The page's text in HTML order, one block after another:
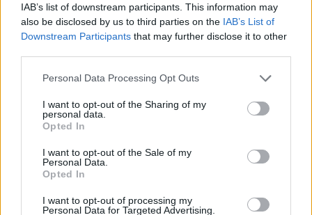
IAB’s list of downstream participants. This information may
also be disclosed by us to third parties on the IAB’s List of
Downstream Participants that may further disclose it to other
Please note that this website/app uses one or more Google
not limited to your visit or usage behaviour. You may click to
grant or deny consent to Google and its third-party tags to
use your data for below specified purposes in below Google
consent section.
Personal Data Processing Opt Outs
I want to opt-out of the Sharing of my
personal data.
Opted In
I want to opt-out of the Sale of my
Personal Data.
Opted In
I want to opt-out of processing my
Personal Data for Targeted Advertising.
Scoperte carcasse di moto e motori in container
destinati al Senegal
NOTIZIE